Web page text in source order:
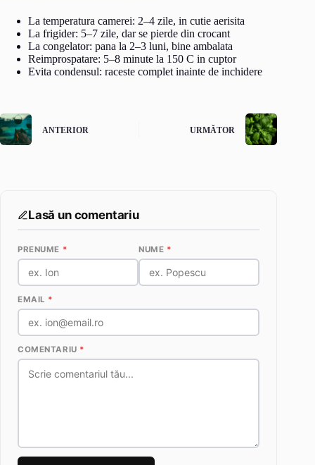
La temperatura camerei: 2–4 zile, in cutie aerisita
La frigider: 5–7 zile, dar se pierde din crocant
La congelator: pana la 2–3 luni, bine ambalata
Reimprospatare: 5–8 minute la 150 C in cuptor
Evita condensul: raceste complet inainte de inchidere
ANTERIOR URMĂTOR
Lasă un comentariu
PRENUME * NUME *
EMAIL *
COMENTARIU *